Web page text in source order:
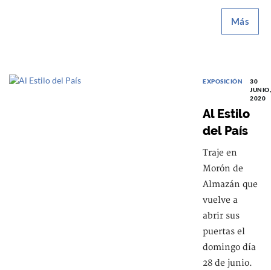
Más
EXPOSICIÓN
30
JUNIO,
2020
Al Estilo
del País
Traje en
Morón de
Almazán que
vuelve a
abrir sus
puertas el
domingo día
28 de junio.